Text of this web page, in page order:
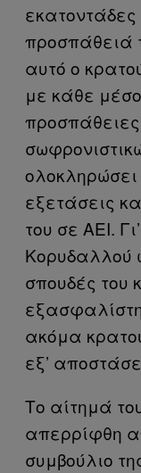
προσπάθειά
αυτό ο
με κάθε
ολοκληρώσει
εξετάσεις
του σε ΑΕΙ.
Κορυδαλλού
σπουδές του
ακόμα
εξ’
Το αίτημά
απερρίφθη
συμβούλιο